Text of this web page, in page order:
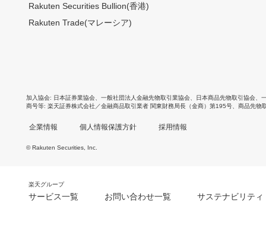
Rakuten Securities Bullion(香港)
Rakuten Trade(マレーシア)
加入協会 日本証券業協会 一般社団法人金融先物取引業協会 日本商品先物取引協会
商号等 楽天証券株式会社／金融商品取引業者 関東財務局長（金商）第195号、商品先物
企業情報 個人情報保護方針 採用情報
© Rakuten Securities, Inc.
楽天グループ
サービス一覧 お問い合わせ一覧 サステナビリティ